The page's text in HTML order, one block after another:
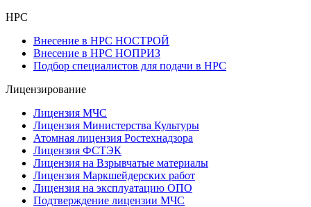
НРС
Внесение в НРС НОСТРОЙ
Внесение в НРС НОПРИЗ
Подбор специалистов для подачи в НРС
Лицензирование
Лицензия МЧС
Лицензия Министерства Культуры
Атомная лицензия Ростехнадзора
Лицензия ФСТЭК
Лицензия на Взрывчатые материалы
Лицензия Маркшейдерских работ
Лицензия на эксплуатацию ОПО
Подтверждение лицензии МЧС